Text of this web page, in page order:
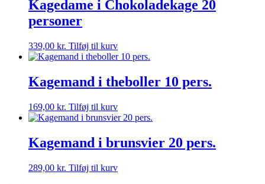
Kagedame i Chokoladekage 20
personer
339,00 kr. Tilføj til kurv
Kagemand i theboller 10 pers.
169,00 kr. Tilføj til kurv
Kagemand i brunsvier 20 pers.
289,00 kr. Tilføj til kurv